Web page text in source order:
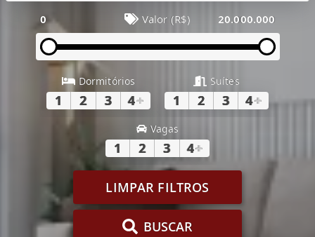
0 Valor (R$) 20.000.000
Dormitórios
1 2 3 4+
Suítes
1 2 3 4+
Vagas
1 2 3 4+
LIMPAR FILTROS
BUSCAR